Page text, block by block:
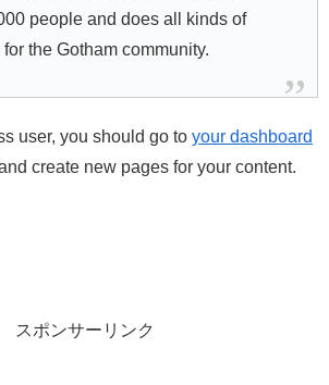
people and does all kinds of
the Gotham community.
user, you should go to your dashboard
create new pages for your content.
スポンサーリンク